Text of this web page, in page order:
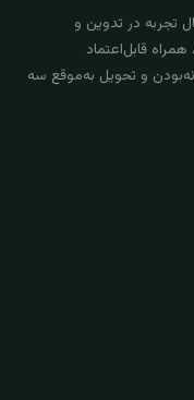
سبزانگشتی با بیش از ۱۰ سال تجربه در تدوین و
قابل‌اعتماد
و تحویل به‌موقع سه